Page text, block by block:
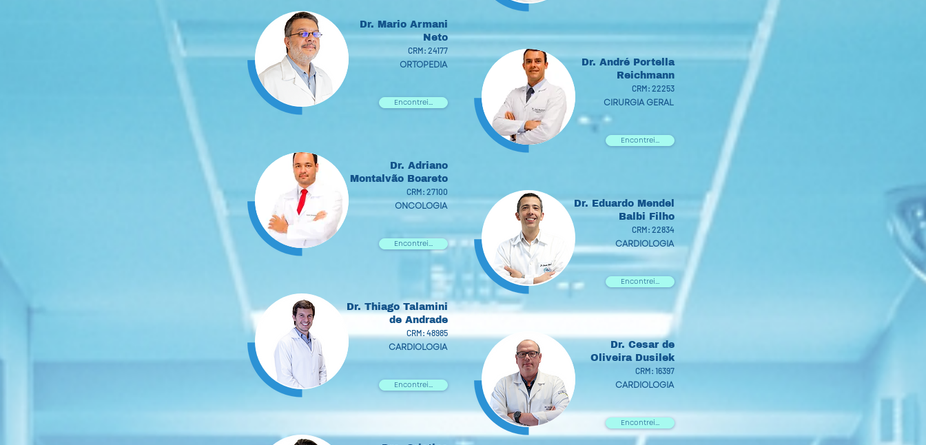
Dr. Mario Armani
Neto
CRM: 24177
ORTOPEDIA
Encontrei...
Dr. Adriano
Montalvão Boareto
CRM: 27100
ONCOLOGIA
Encontrei...
Dr. Thiago Talamini
de Andrade
CRM: 48985
CARDIOLOGIA
Encontrei...
Dr. André Portella
Reichmann
CRM: 22253
CIRURGIA GERAL
Encontrei...
Dr. Eduardo Mendel
Balbi Filho
CRM: 22834
CARDIOLOGIA
Encontrei...
Dr. Cesar de
Oliveira Dusilek
CRM: 16397
CARDIOLOGIA
Encontrei...